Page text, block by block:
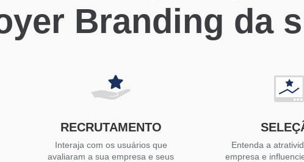
Branding da
RECRUTAMENTO
Interaja com os usuários que
avaliaram a sua empresa e seus
Entenda a
empresa e